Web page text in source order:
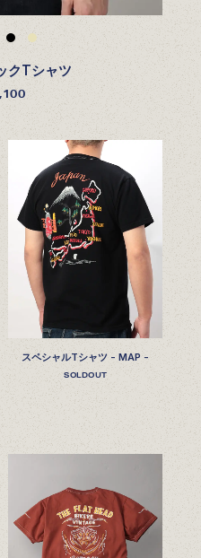
クTシャツ
スペシャルTシャツ - MAP -
SOLDOUT